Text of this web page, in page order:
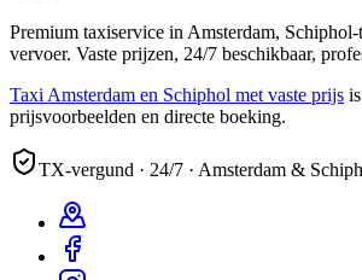
Premium taxiservice in Amsterdam,
vervoer. Vaste prijzen, 24/7 beschikbaar,
Taxi Amsterdam en Schiphol met vaste prijs
prijsvoorbeelden en directe boeking.
TX-vergund · 24/7 · Amsterdam &